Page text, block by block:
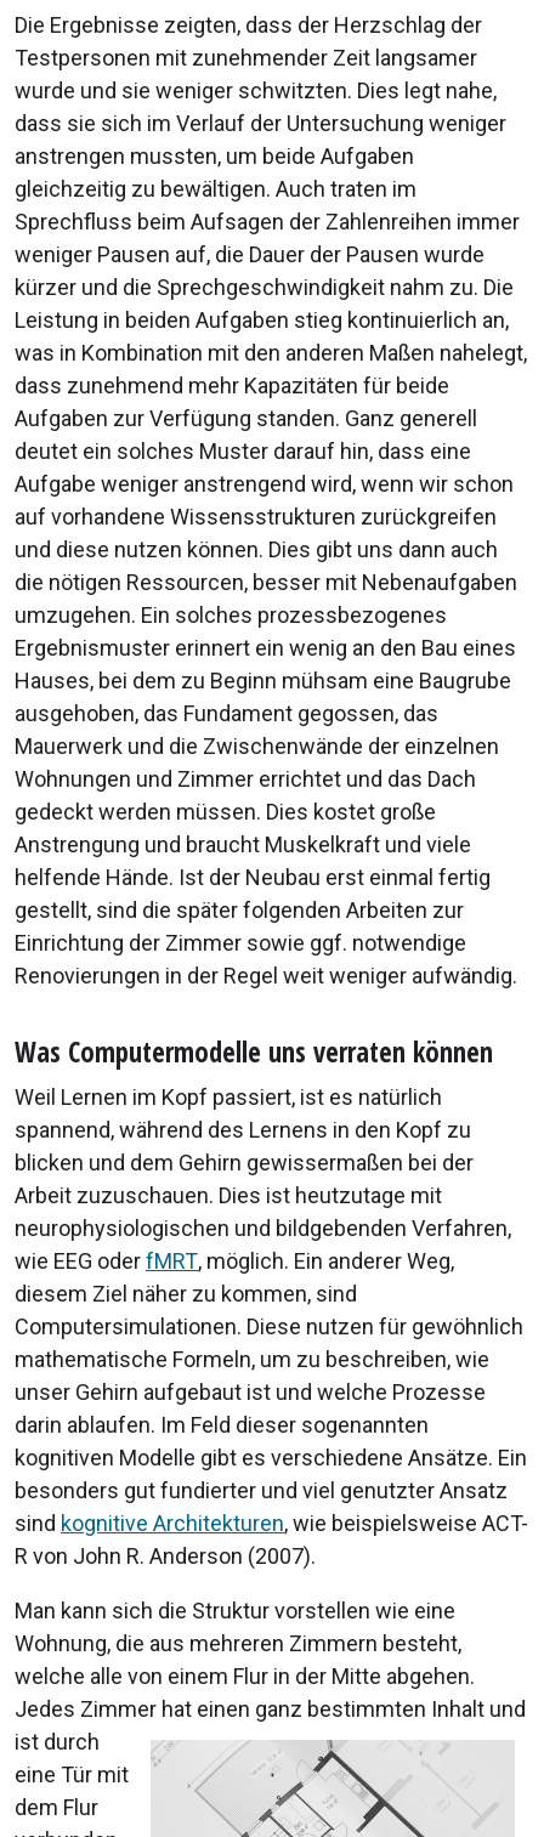
Die Ergebnisse zeigten, dass der Herzschlag der
Testpersonen mit zunehmender Zeit langsamer
wurde und sie weniger schwitzten. Dies legt nahe,
dass sie sich im Verlauf der Untersuchung weniger
anstrengen mussten, um beide Aufgaben
gleichzeitig zu bewältigen. Auch traten im
Sprechfluss beim Aufsagen der Zahlenreihen immer
weniger Pausen auf, die Dauer der Pausen wurde
kürzer und die Sprechgeschwindigkeit nahm zu. Die
Leistung in beiden Aufgaben stieg kontinuierlich an,
was in Kombination mit den anderen Maßen nahelegt,
dass zunehmend mehr Kapazitäten für beide
Aufgaben zur Verfügung standen. Ganz generell
deutet ein solches Muster darauf hin, dass eine
Aufgabe weniger anstrengend wird, wenn wir schon
auf vorhandene Wissensstrukturen zurückgreifen
und diese nutzen können. Dies gibt uns dann auch
die nötigen Ressourcen, besser mit Nebenaufgaben
umzugehen. Ein solches prozessbezogenes
Ergebnismuster erinnert ein wenig an den Bau eines
Hauses, bei dem zu Beginn mühsam eine Baugrube
ausgehoben, das Fundament gegossen, das
Mauerwerk und die Zwischenwände der einzelnen
Wohnungen und Zimmer errichtet und das Dach
gedeckt werden müssen. Dies kostet große
Anstrengung und braucht Muskelkraft und viele
helfende Hände. Ist der Neubau erst einmal fertig
gestellt, sind die später folgenden Arbeiten zur
Einrichtung der Zimmer sowie ggf. notwendige
Renovierungen in der Regel weit weniger aufwändig.
Was Computermodelle uns verraten können
Weil Lernen im Kopf passiert, ist es natürlich
spannend, während des Lernens in den Kopf zu
blicken und dem Gehirn gewissermaßen bei der
Arbeit zuzuschauen. Dies ist heutzutage mit
neurophysiologischen und bildgebenden Verfahren,
wie EEG oderfMRT, möglich. Ein anderer Weg,
diesem Ziel näher zu kommen, sind
Computersimulationen. Diese nutzen für gewöhnlich
mathematische Formeln, um zu beschreiben, wie
unser Gehirn aufgebaut ist und welche Prozesse
darin ablaufen. Im Feld dieser sogenannten
kognitiven Modelle gibt es verschiedene Ansätze. Ein
besonders gut fundierter und viel genutzter Ansatz
sind kognitive Architekturen, wie beispielsweise ACT-
R von John R. Anderson (2007).
Man kann sich die Struktur vorstellen wie eine
Wohnung, die aus mehreren Zimmern besteht,
welche alle von einem Flur in der Mitte abgehen.
Jedes Zimmer hat einen ganz bestimmten Inhalt und
ist durch
eine Tür mit
dem Flur